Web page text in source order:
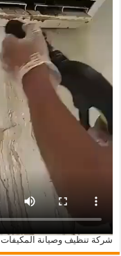
شركة تنظيف وصيانة المكيفات